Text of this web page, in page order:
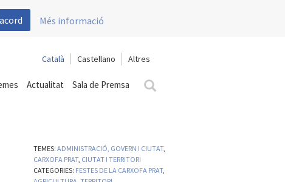
Més informació
Català Castellano
Actualitat Sala de Premsa
TEMES: ADMINISTRACIÓ, GOVERN I CIUTAT,
CARXOFA PRAT, CIUTAT I TERRITORI
CATEGORIES: FESTES DE LA CARXOFA PRAT,